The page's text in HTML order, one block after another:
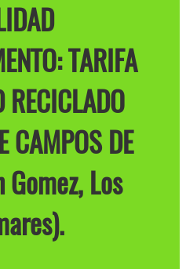
TARIFA
RECICLADO
CAMPOS DE
Gomez, Los